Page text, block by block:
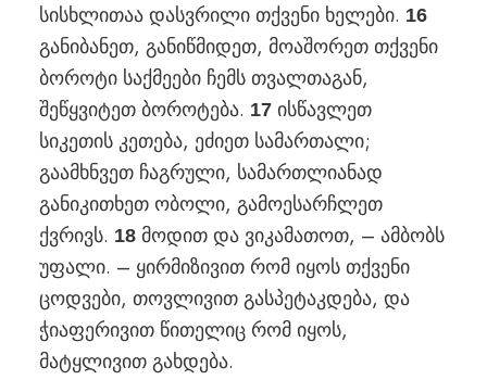
სისხლითაა დასვრილი თქვენი ხელები. 16
განიბანეთ, განიწმიდეთ, მოაშორეთ თქვენი
ბოროტი საქმეები ჩემს თვალთაგან,
შეწყვიტეთ ბოროტება. 17 ისწავლეთ
სიკეთის კეთება, ეძიეთ სამართალი;
გაამხნვეთ ჩაგრული, სამართლიანად
განიკითხეთ ობოლი, გამოესარჩლეთ
ქვრივს. 18 მოდით და ვიკამათოთ, – ამბობს
უფალი. – ყირმიზივით რომ იყოს თქვენი
ცოდვები, თოვლივით გასპეტაკდება, და
ჭიაფერივით წითელიც რომ იყოს,
მატყლივით გახდება.